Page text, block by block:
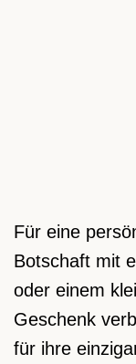
Für eine
Botschaft mit
oder einem
Geschenk
für ihre